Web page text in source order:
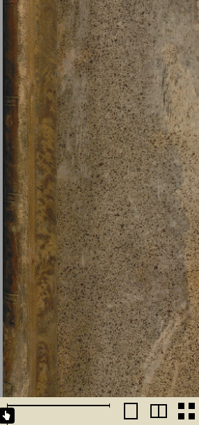
Baudin, Louis Stanislas (1788-1870). Auteur